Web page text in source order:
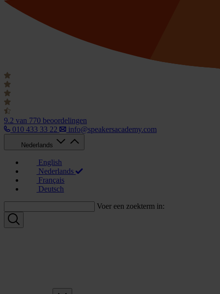
9.2 van 770 beoordelingen
010 433 33 22
info@speakersacademy.com
Nederlands
English
Nederlands
Français
Deutsch
Voer een zoekterm in: